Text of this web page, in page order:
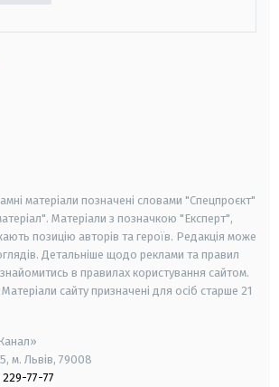
матеріали позначені словами "Спецпроєкт"
Матеріали з позначкою "Експерт",
позицію авторів та героїв. Редакція може
Детальніше щодо реклами та правил
в правилах користування сайтом.
Матеріали сайту призначені для осіб старше 21
м. Львів, 79008
77-77